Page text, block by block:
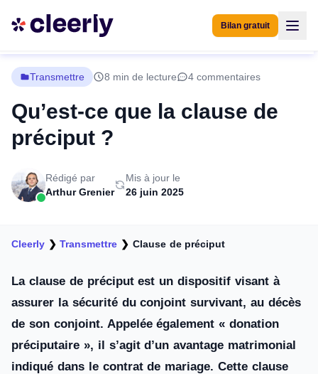
Bilan gratuit
Transmettre 8 min de lecture 4 commentaires
Qu’est-ce que la clause de
préciput ?
Rédigé par
Arthur Grenier
Mis à jour le
26 juin 2025
Cleerly ❯Transmettre ❯ Clause de préciput
La clause de préciput est un dispositif visant à
assurer la sécurité du conjoint survivant, au décès
de son conjoint. Appelée également « donation
préciputaire », il s’agit d’un avantage matrimonial
indiqué dans le contrat de mariage. Cette clause